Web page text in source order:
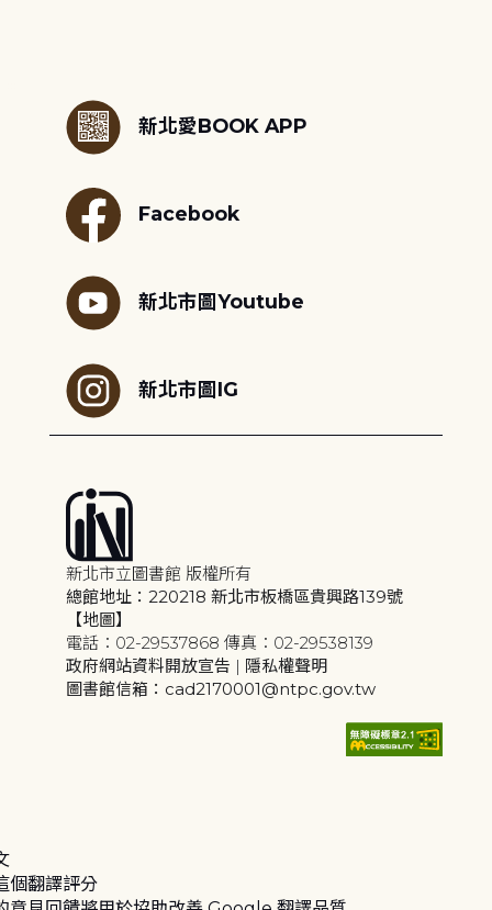
新北愛BOOK APP
Facebook
新北市圖Youtube
新北市圖IG
新北市立圖書館 版權所有
總館地址：220218 新北市板橋區貴興路139號
【地圖】
電話：02-29537868 傳真：02-29538139
政府網站資料開放宣告 | 隱私權聲明
圖書館信箱：cad2170001@ntpc.gov.tw
個翻譯評分